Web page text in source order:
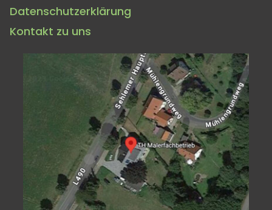
Datenschutzerklärung
Kontakt zu uns